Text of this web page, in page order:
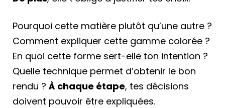
Pourquoi cette matière plutôt qu’une autre ?
Comment expliquer cette gamme colorée ?
En quoi cette forme sert-elle ton intention ?
Quelle technique permet d’obtenir le bon
rendu ? À chaque étape, tes décisions
doivent pouvoir être expliquées.